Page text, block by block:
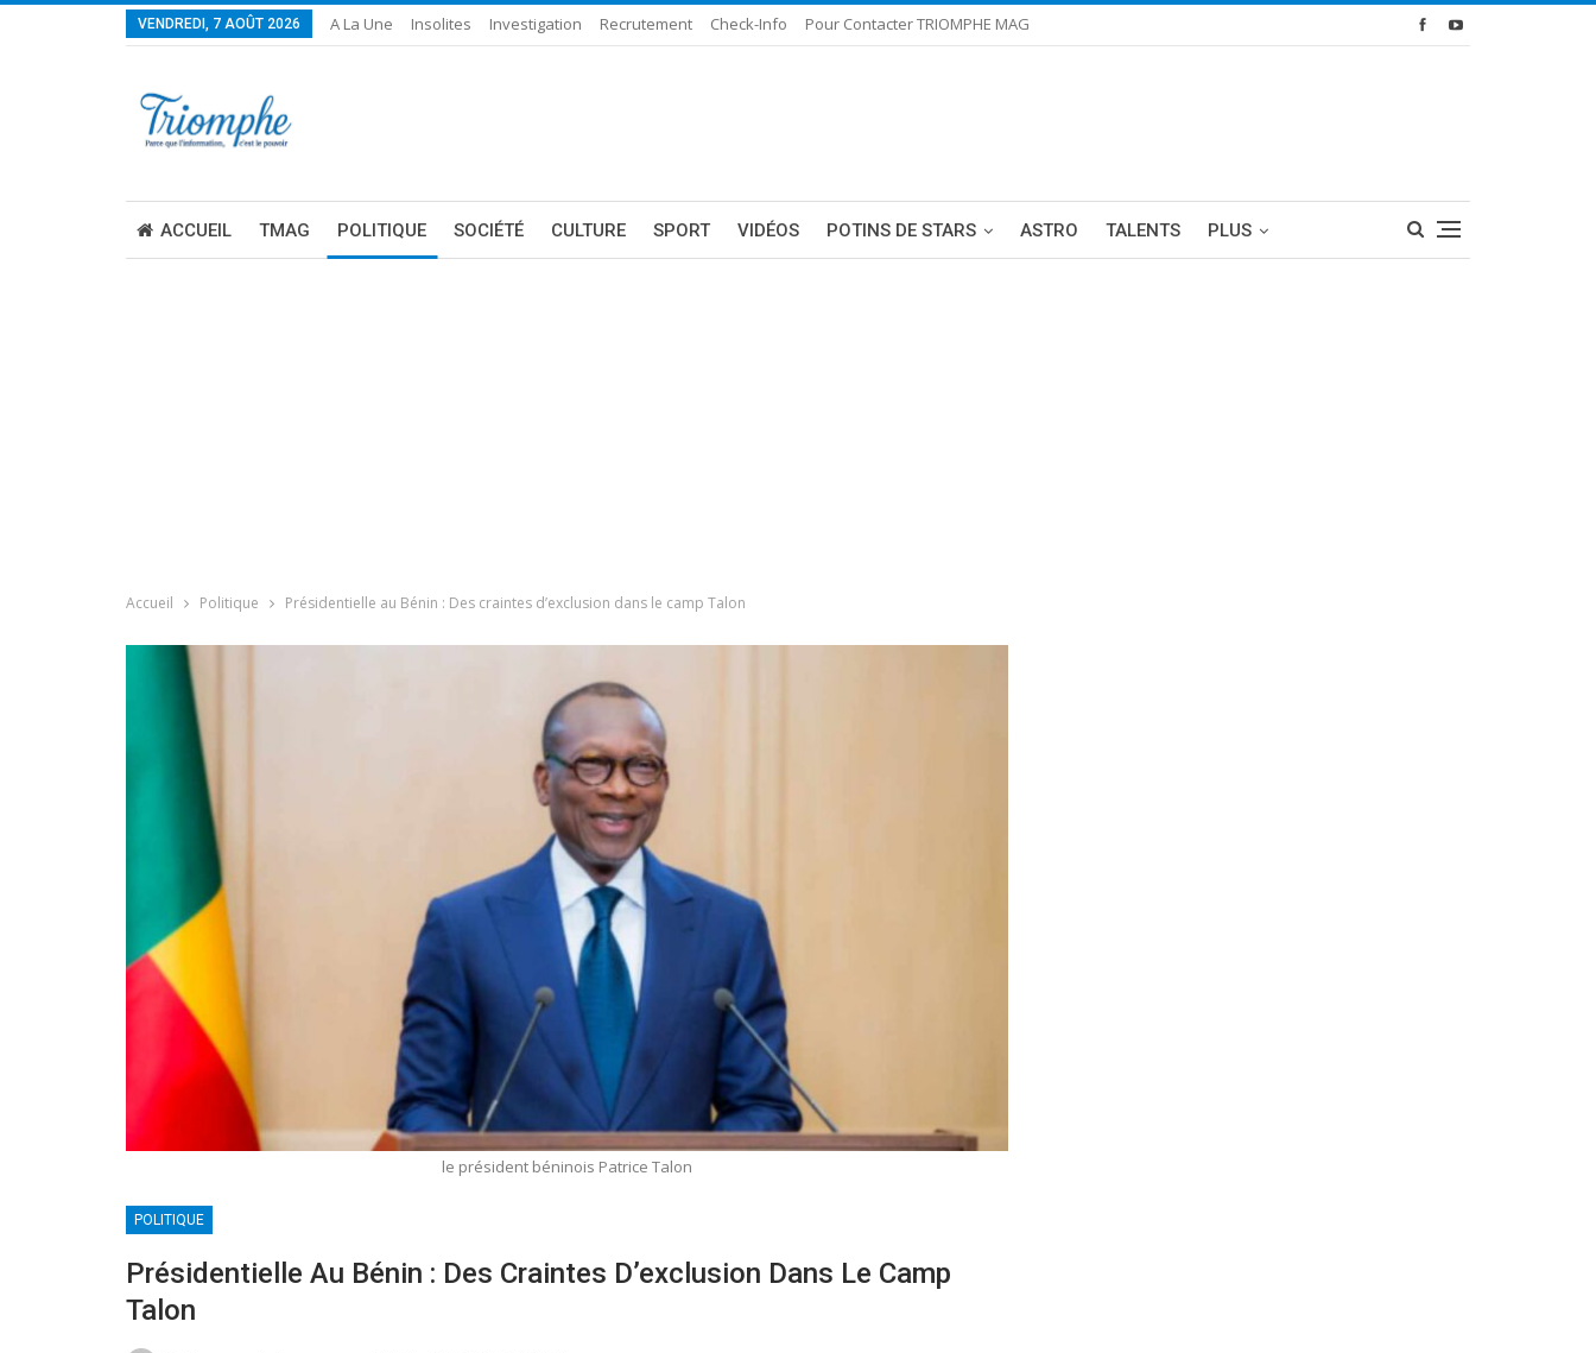
VENDREDI, 7 AOÛT 2026 A La Une Insolites Investigation Recrutement Check-Info Pour Contacter TRIOMPHE MAG
ACCUEIL TMAG POLITIQUE SOCIÉTÉ CULTURE SPORT VIDÉOS POTINS DE STARS ASTRO TALENTS PLUS
Accueil Politique Présidentielle au Bénin : Des craintes d’exclusion dans le camp Talon
le président béninois Patrice Talon
POLITIQUE
Présidentielle Au Bénin : Des Craintes D’exclusion Dans Le Camp
Talon